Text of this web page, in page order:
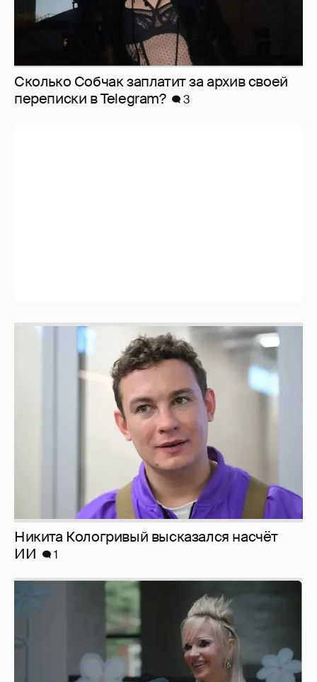
Сколько Собчак заплатит за архив своей
перeписки в Telegram?
3
Никита Кологривый высказался насчёт
Певица Глюкоза рассказала о съёмках для
эротического журнала
3